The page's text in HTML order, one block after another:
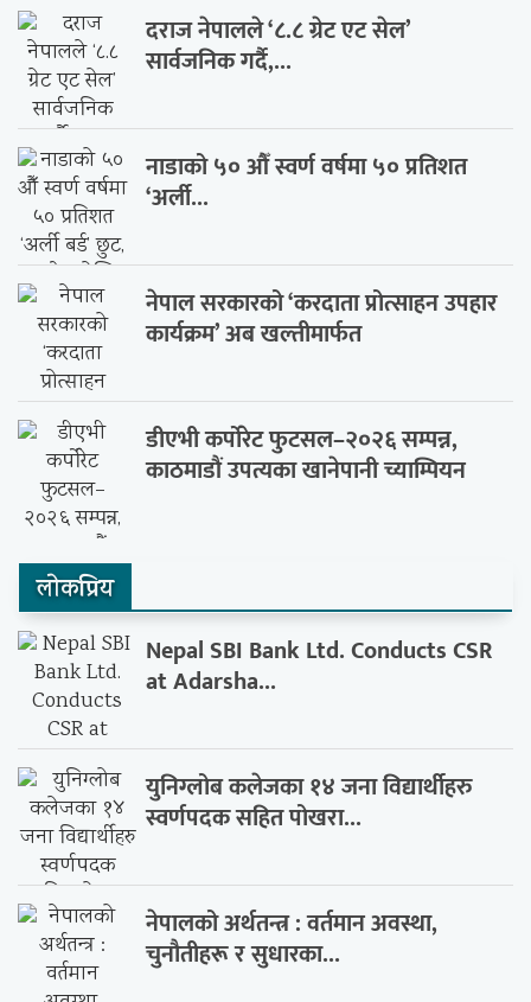
दराज नेपालले ‘८.८ ग्रेट एट सेल’
सार्वजनिक गर्दै,...
नाडाको ५० औँ स्वर्ण वर्षमा ५० प्रतिशत
‘अर्ली...
नेपाल सरकारको ‘करदाता प्रोत्साहन उपहार
कार्यक्रम’ अब खल्तीमार्फत
डीएभी कर्पोरेट फुटसल–२०२६ सम्पन्न,
काठमाडौं उपत्यका खानेपानी च्याम्पियन
लाेकप्रिय
Nepal SBI Bank Ltd. Conducts CSR
at Adarsha...
युनिग्लोब कलेजका १४ जना विद्यार्थीहरु
स्वर्णपदक सहित पोखरा...
नेपालको अर्थतन्त्र : वर्तमान अवस्था,
चुनौतीहरू र सुधारका...